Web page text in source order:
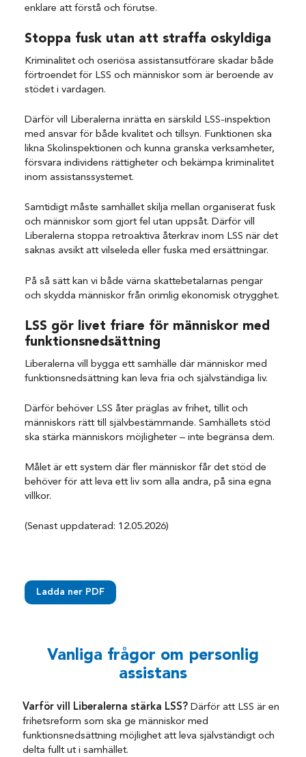
enklare att förstå och förutse.
Stoppa fusk utan att straffa oskyldiga
Kriminalitet och oseriösa assistansutförare skadar både
förtroendet för LSS och människor som är beroende av
stödet i vardagen.
Därför vill Liberalerna inrätta en särskild LSS-inspektion
med ansvar för både kvalitet och tillsyn. Funktionen ska
likna Skolinspektionen och kunna granska verksamheter,
försvara individens rättigheter och bekämpa kriminalitet
inom assistanssystemet.
Samtidigt måste samhället skilja mellan organiserat fusk
och människor som gjort fel utan uppsåt. Därför vill
Liberalerna stoppa retroaktiva återkrav inom LSS när det
saknas avsikt att vilseleda eller fuska med ersättningar.
På så sätt kan vi både värna skattebetalarnas pengar
och skydda människor från orimlig ekonomisk otrygghet.
LSS gör livet friare för människor med
funktionsnedsättning
Liberalerna vill bygga ett samhälle där människor med
funktionsnedsättning kan leva fria och självständiga liv.
Därför behöver LSS åter präglas av frihet, tillit och
människors rätt till självbestämmande. Samhällets stöd
ska stärka människors möjligheter – inte begränsa dem.
Målet är ett system där fler människor får det stöd de
behöver för att leva ett liv som alla andra, på sina egna
villkor.
(Senast uppdaterad: 12.05.2026)
Ladda ner PDF
Vanliga frågor om personlig
assistans
Varför vill Liberalerna stärka LSS?Därför att LSS är en
frihetsreform som ska ge människor med
funktionsnedsättning möjlighet att leva självständigt och
delta fullt ut i samhället.